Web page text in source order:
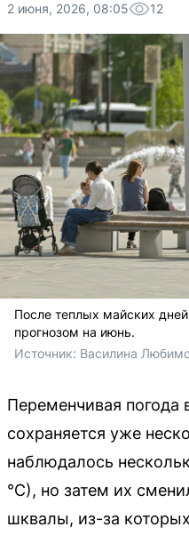
2 июня, 2026, 08:05 12
После теплых майских
прогнозом на июнь.
Источник: Василина
Переменчивая
сохраняется уже
наблюдалось
°С), но затем их
шквалы, из-за